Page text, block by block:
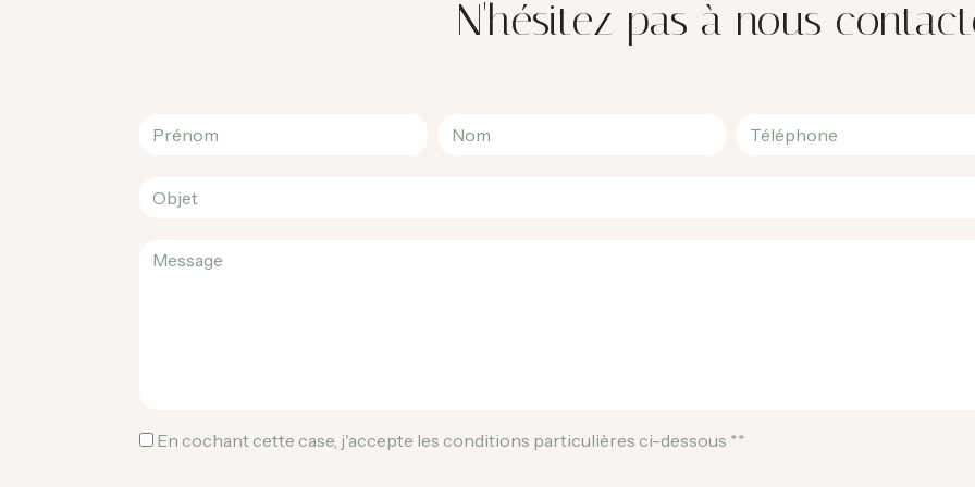
N'hésitez pas à nous
En cochant cette case, j'accepte les conditions particulières ci-dessous **